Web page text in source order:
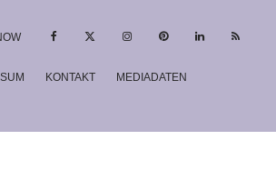
KONTAKT MEDIADATEN